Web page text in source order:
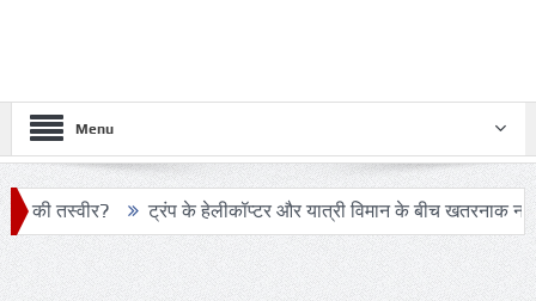
Menu
ट्रंप के हेलीकॉप्टर और यात्री विमान के बीच खतरनाक नज़दीकी की जांच